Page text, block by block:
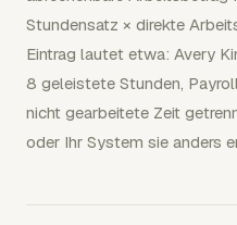
Stundensatz × direkte
Eintrag lautet etwa: Avery
8 geleistete Stunden,
nicht gearbeitete Zeit
oder Ihr System sie anders